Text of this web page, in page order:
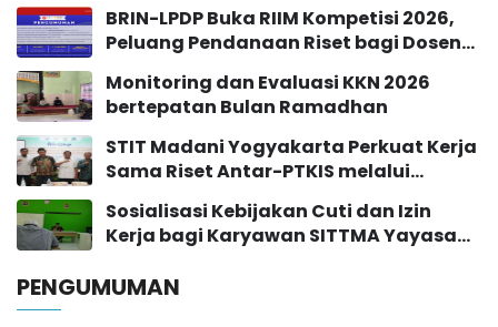
BRIN-LPDP Buka RIIM Kompetisi 2026,
Peluang Pendanaan Riset bagi Dosen
Monitoring dan Evaluasi KKN 2026
bertepatan Bulan Ramadhan
STIT Madani Yogyakarta Perkuat Kerja
Sama Riset Antar-PTKIS melalui
Hibah RISE 2026
Sosialisasi Kebijakan Cuti dan Izin
Kerja bagi Karyawan SITTMA Yayasan
PENGUMUMAN